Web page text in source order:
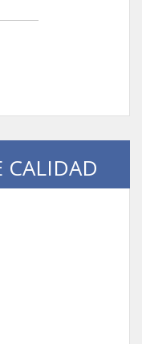
CALIDAD